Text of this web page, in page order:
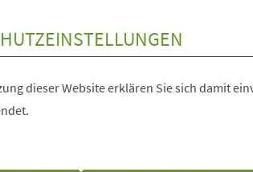
dieser Website erklären Sie sich damit